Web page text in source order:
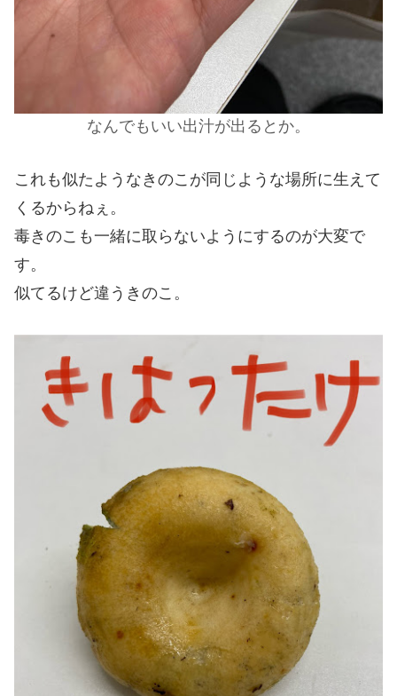
なんでもいい出汁が出るとか。
これも似たようなきのこが同じような場所に生えて
くるからねぇ。
毒きのこも一緒に取らないようにするのが大変で
す。
似てるけど違うきのこ。